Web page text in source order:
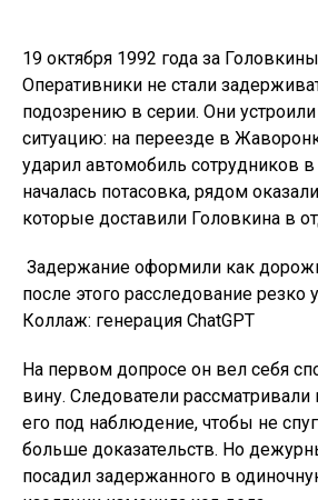
19 октября 1992 года за
Оперативники не стали
подозрению в серии. Они
ситуацию: на переезде в
ударил автомобиль сотрудников
началась потасовка, рядом
которые доставили Головкина в
Задержание оформили как
после этого расследование резко
Коллаж: генерация ChatGPT
На первом допросе он вел себя
вину. Следователи рассматривали
его под наблюдение, чтобы не
больше доказательств. Но
посадил задержанного в